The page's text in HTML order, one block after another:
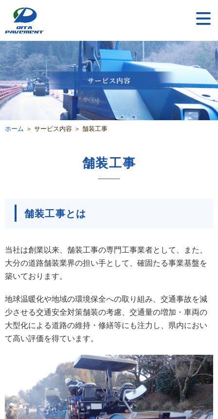
ホーム ＞ サービス内容 ＞ 舗装工事
舗装工事
舗装工事とは
当社は創業以来、舗装工事の専門工事業者として、また、
大分の道路舗装業界の担い手として、確固たる事業基盤を
築いております。
地球温暖化や地域の環境保全への取り組み、交通事故を減
少させる交通安全対策舗装の考慮、交通量の増加・車両の
大型化による道路の維持・修繕等にも注力し、県内におい
て高い評価を得ています。